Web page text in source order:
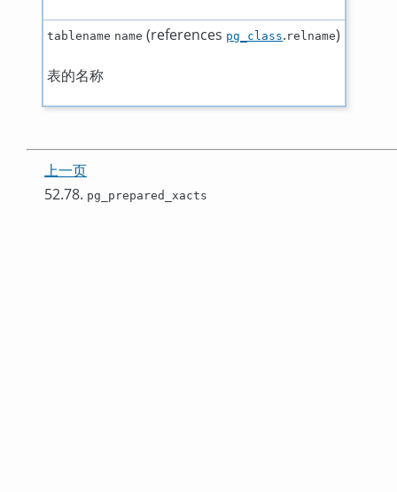
tablename name (references pg_class. relname)
表的名称
上一页
52.78. pg_prepared_xacts